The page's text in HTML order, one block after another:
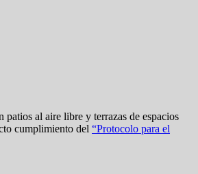
patios al aire libre y terrazas de espacios
cumplimiento del “Protocolo para el